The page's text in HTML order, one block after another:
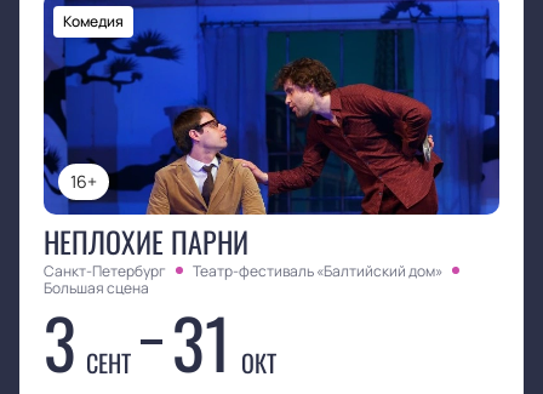
16+
Комедия
НЕПЛОХИЕ ПАРНИ
Санкт-Петербург
Театр-фестиваль «Балтийский дом»
Большая сцена
3 СЕНТ 31 ОКТ